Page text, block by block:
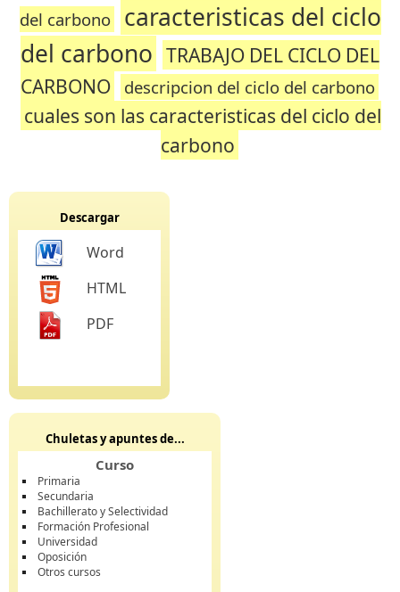
del carbono
caracteristicas del ciclo
del carbono TRABAJO DEL CICLO DEL
CARBONO
descripcion del ciclo del carbono
cuales son las caracteristicas del ciclo del
carbono
Descargar
Word
HTML
PDF
Chuletas y apuntes de...
Curso
Primaria
Secundaria
Bachillerato y Selectividad
Formación Profesional
Universidad
Oposición
Otros cursos